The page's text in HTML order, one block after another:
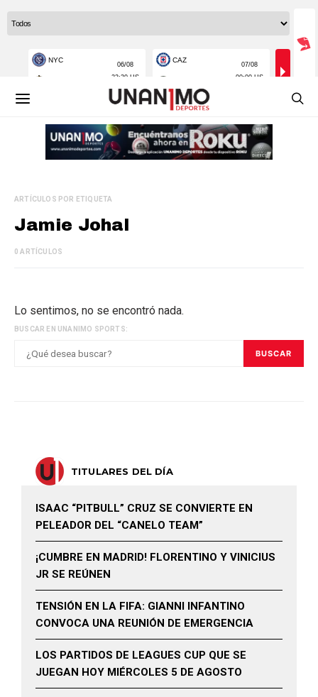
ARTÍCULOS POR ETIQUETA
Jamie Johal
0 ARTÍCULOS
Lo sentimos, no se encontró nada.
BUSCAR EN UNANIMO SPORTS:
BUSCAR
TITULARES DEL DÍA
ISAAC “PITBULL” CRUZ SE CONVIERTE EN
PELEADOR DEL “CANELO TEAM”
¡CUMBRE EN MADRID! FLORENTINO Y VINICIUS
JR SE REÚNEN
TENSIÓN EN LA FIFA: GIANNI INFANTINO
CONVOCA UNA REUNIÓN DE EMERGENCIA
LOS PARTIDOS DE LEAGUES CUP QUE SE
JUEGAN HOY MIÉRCOLES 5 DE AGOSTO